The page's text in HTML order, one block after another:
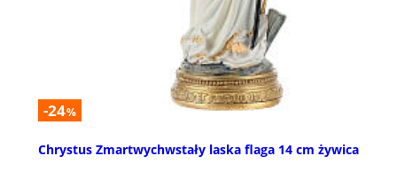
-24%
Chrystus Zmartwychwstały laska flaga 14 cm żywica